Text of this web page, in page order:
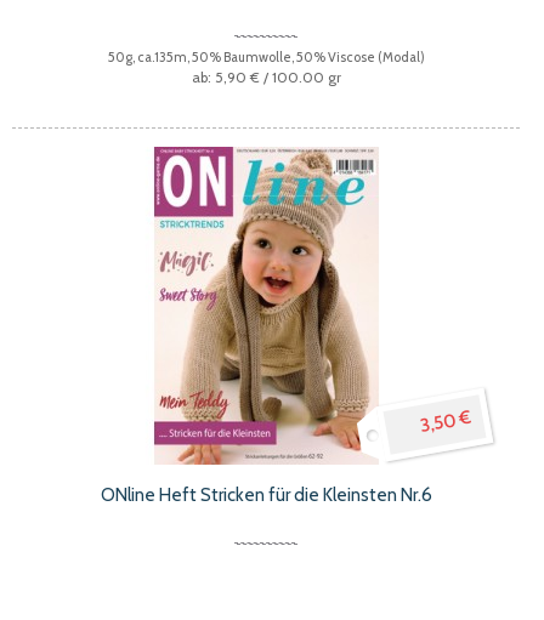
50g, ca.135m, 50% Baumwolle, 50% Viscose (Modal)
5,90 € / 100.00 gr
3,50 €
ONline Heft Stricken für die Kleinsten Nr.6